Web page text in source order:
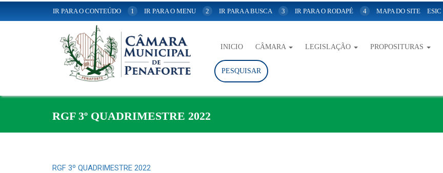
IR PARA O CONTEÚDO 1 IR PARA O MENU 2 IR PARA A BUSCA 3 IR PARA O RODAPÉ 4 MAPA DO SITE ESIC
INICIO CÂMARA LEGISLAÇÃO PROPOSITURAS
PESQUISAR
RGF 3º QUADRIMESTRE 2022
RGF 3º QUADRIMESTRE 2022